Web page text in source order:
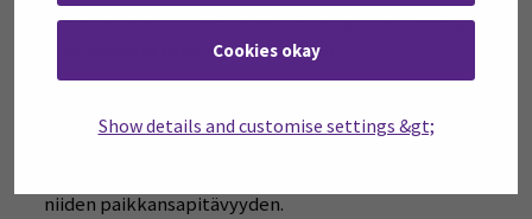
Cookies okay
Show details and customise settings &gt;
Rekisteröidyllä on oikeus käsittelyn rajoittamiseen, jos
yksi seuraavista toteutuu (artikla 18):
paikkansapitävyyden, jolloin käsittelyä rajoitetaan
niiden paikkansapitävyyden.